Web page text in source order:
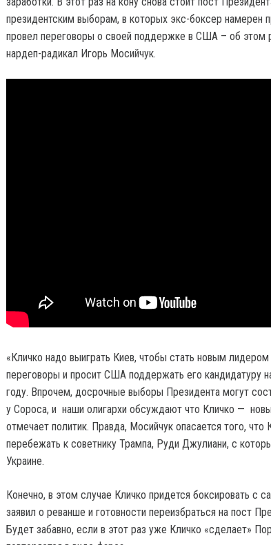
президентским выборам, в которых экс-боксер намерен
провел переговоры о своей поддержке в США – об этом
нардеп-радикал Игорь Мосийчук.
«Кличко надо выиграть Киев, чтобы стать новым
переговоры и просит США поддержать его кандидатуру
году. Впрочем, досрочные выборы Президента могут
у Сороса, и наши олигархи обсуждают что Кличко —
отмечает политик. Правда, Мосийчук опасается того,
перебежать к советнику Трампа, Руди Джулиани, с
Украине.
Конечно, в этом случае Кличко придется боксировать с
заявил о реванше и готовности переизбраться на пост
Будет забавно, если в этот раз уже Кличко «сделает»